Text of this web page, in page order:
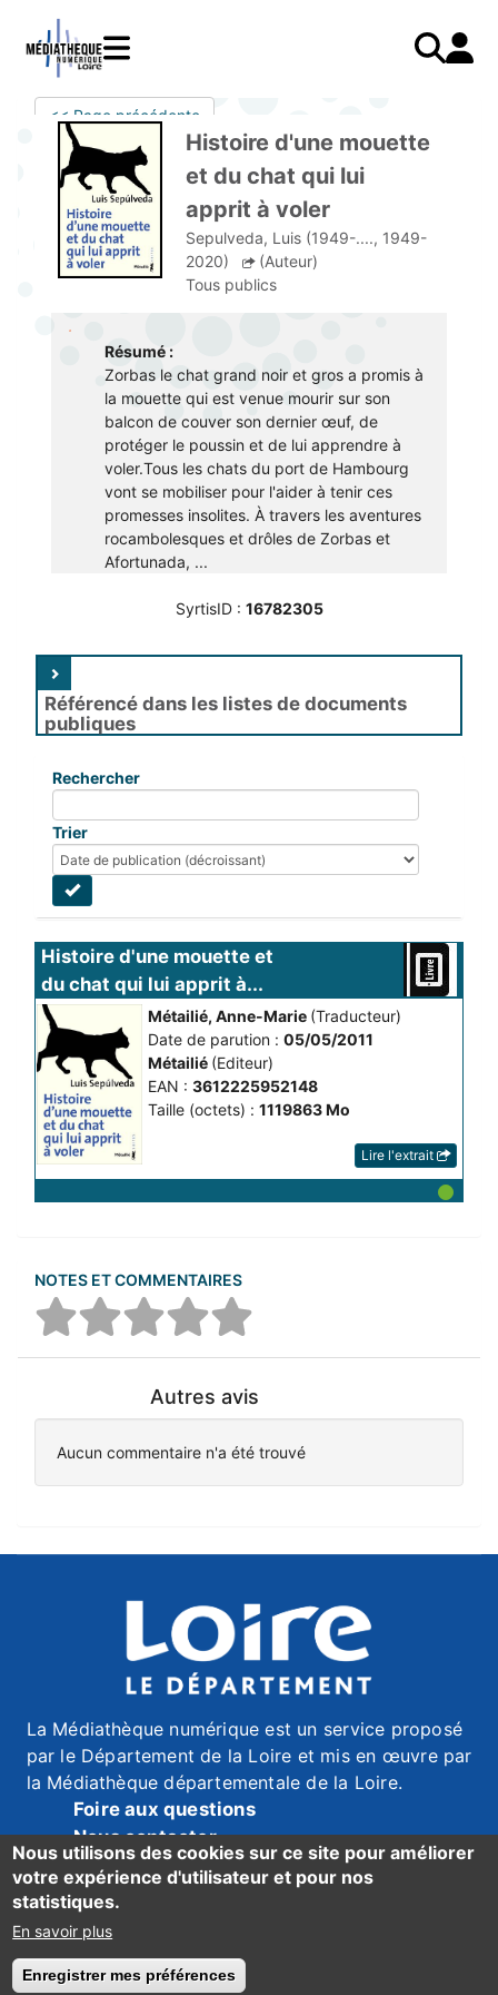
Catalogue
Menu
mobile
LIVRES
E-books
Mangas
Livres audio
PRESSE
AUDIO
Musique
Podcasts Radio France
Livres audio
COURS EN LIGNE
JEUNESSE
Mon
compte
responsive
mobile
Mode d'emploi
Mon compte
J'AI DEJA UN COMPTE
Je me connecte
Je me connecte pour la première fois
JE N'AI PAS DE COMPTE
Je me préinscris
J'AI BESOIN D'AIDE
Aide à la connexion
J'ai oublié mon mot de passe
<< Page précédente
Histoire d'une mouette
et du chat qui lui
apprit à voler
Sepulveda, Luis (1949-...., 1949-
2020)
(Auteur)
Tous publics
Résumé :
Zorbas le chat grand noir et gros a promis à
la mouette qui est venue mourir sur son
balcon de couver son dernier œuf, de
protéger le poussin et de lui apprendre à
voler.Tous les chats du port de Hambourg
vont se mobiliser pour l'aider à tenir ces
promesses insolites. À travers les aventures
rocambolesques et drôles de Zorbas et
Afortunada, ...
SyrtisID : 16782305
Référencé dans les listes de documents
publiques
Rechercher
Trier
Histoire d'une mouette et
du chat qui lui apprit à...
Métailié, Anne-Marie (Traducteur)
Date de parution : 05/05/2011
Métailié (Editeur)
EAN : 3612225952148
Taille (octets) : 1119863 Mo
Lire l'extrait
NOTES ET COMMENTAIRES
Autres avis
Aucun commentaire n'a été trouvé
La Médiathèque numérique est un service proposé
par le Département de la Loire et mis en œuvre par
la Médiathèque départementale de la Loire.
Foire aux questions
Nous contacter
Mentions légales
Données personnelles
Accessibilité du site : mention de conformité ici
Nous utilisons des cookies sur ce site pour améliorer
votre expérience d'utilisateur et pour nos
statistiques.
En savoir plus
Enregistrer mes préférences